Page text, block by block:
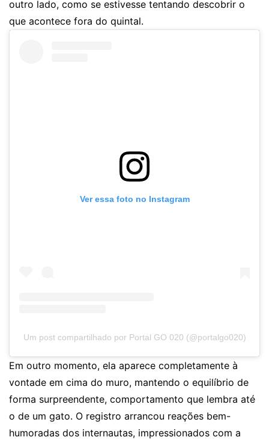
outro lado, como se estivesse tentando descobrir o
que acontece fora do quintal.
Ver essa foto no Instagram
Um post compartilhado por Portal GO 020 (@portalgo020)
Em outro momento, ela aparece completamente à
vontade em cima do muro, mantendo o equilíbrio de
forma surpreendente, comportamento que lembra até
o de um gato. O registro arrancou reações bem-
humoradas dos internautas, impressionados com a